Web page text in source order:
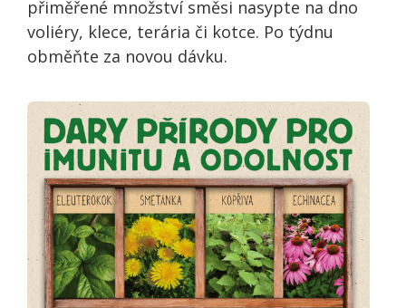
přiměřené množství směsi nasypte na dno
voliéry, klece, terária či kotce. Po týdnu
obměňte za novou dávku.